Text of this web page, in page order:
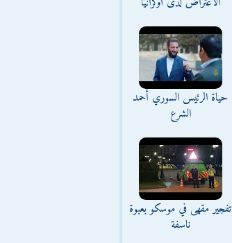
حياة الرئيس السوري أحمد
الشرع
تفجير مقهى في موسكو بعبوة
ناسفة